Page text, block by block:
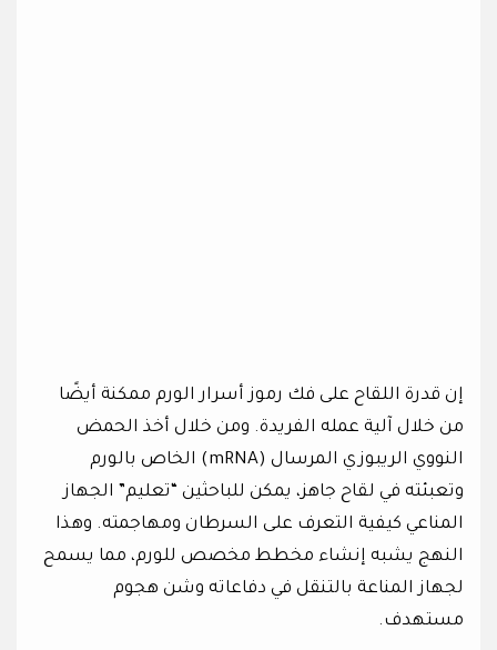
إن قدرة اللقاح على فك رموز أسرار الورم ممكنة أيضًا
من خلال آلية عمله الفريدة. ومن خلال أخذ الحمض
النووي الريبوزي المرسال (mRNA) الخاص بالورم
وتعبئته في لقاح جاهز، يمكن للباحثين “تعليم” الجهاز
المناعي كيفية التعرف على السرطان ومهاجمته. وهذا
النهج يشبه إنشاء مخطط مخصص للورم، مما يسمح
لجهاز المناعة بالتنقل في دفاعاته وشن هجوم
مستهدف.